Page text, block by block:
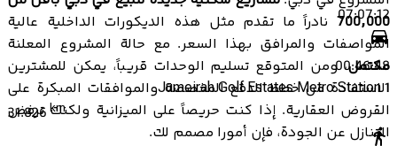
700,000 نادراً ما تقدم مثل هذه الديكورات الداخلية عالية
المواصفات والمرافق بهذا السعر. مع حالة المشروع المعلنة
مكتمل، ومن المتوقع تسليم الوحدات قريباً، يمكن للمشترين
الاستفادة من خطط الدفع المخصصة والموافقات المبكرة على
القروض العقارية. إذا كنت حريصاً على الميزانية ولكنك ترفض
التنازل عن الجودة، فإن أمورا مصمم لك.
07:07:12
00:46:48
Jumeirah Golf Estates Metro Station 1
31.826 km